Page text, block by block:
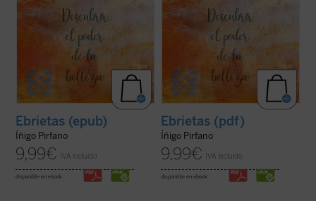
Ebrietas (epub)
Íñigo Pirfano
9,99€ IVA incluido
disponible en ebook:
Ebrietas (pdf)
Íñigo Pirfano
9,99€ IVA incluido
disponible en ebook: